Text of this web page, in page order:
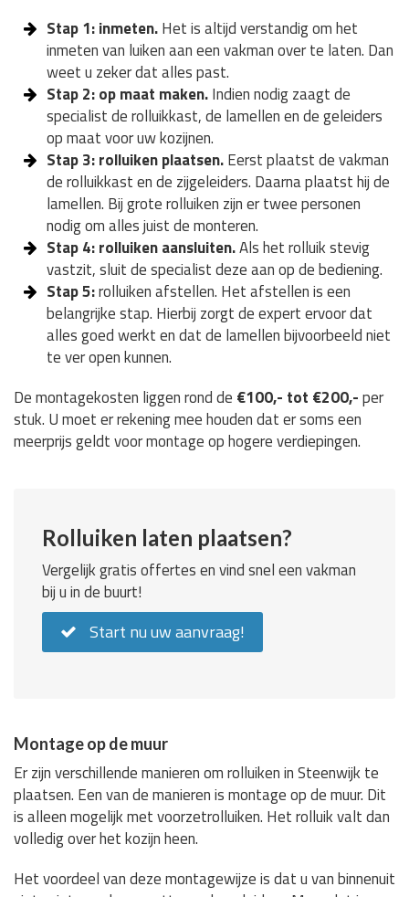
Stap 1: inmeten.Het is altijd verstandig om het
inmeten van luiken aan een vakman over te laten. Dan
weet u zeker dat alles past.
Stap 2: op maat maken.Indien nodig zaagt de
specialist de rolluikkast, de lamellen en de geleiders
op maat voor uw kozijnen.
Stap 3: rolluiken plaatsen.Eerst plaatst de vakman
de rolluikkast en de zijgeleiders. Daarna plaatst hij de
lamellen. Bij grote rolluiken zijn er twee personen
nodig om alles juist de monteren.
Stap 4: rolluiken aansluiten.Als het rolluik stevig
vastzit, sluit de specialist deze aan op de bediening.
Stap 5:rolluiken afstellen. Het afstellen is een
belangrijke stap. Hierbij zorgt de expert ervoor dat
alles goed werkt en dat de lamellen bijvoorbeeld niet
te ver open kunnen.
De montagekosten liggen rond de €100,- tot €200,-per
stuk. U moet er rekening mee houden dat er soms een
meerprijs geldt voor montage op hogere verdiepingen.
Rolluiken laten plaatsen?
Vergelijk gratis offertes en vind snel een vakman
bij u in de buurt!
Start nu uw aanvraag!
Montage op de muur
Er zijn verschillende manieren om rolluiken in Steenwijk te
plaatsen. Een van de manieren is montage op de muur. Dit
is alleen mogelijk met voorzetrolluiken. Het rolluik valt dan
volledig over het kozijn heen.
Het voordeel van deze montagewijze is dat u van binnenuit